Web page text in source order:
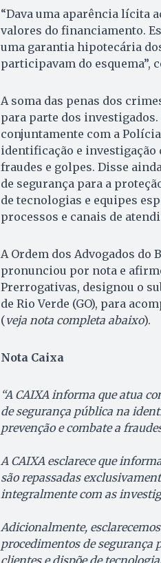
“Dava uma aparência lícita
valores do financiamento.
uma garantia hipotecária
participavam do esquema”,
A soma das penas dos
para parte dos
conjuntamente com a
identificação e investigação
fraudes e golpes. Disse
de segurança para a
de tecnologias e equipes
processos e canais de
A Ordem dos Advogados do
pronunciou por nota e
Prerrogativas, designou o
de Rio Verde (GO), para
(veja nota completa abaixo).
Nota Caixa
“A CAIXA informa que atua
de segurança pública na
prevenção e combate a
A CAIXA esclarece que
são repassadas
integralmente com as
Adicionalmente,
procedimentos de segurança
clientes e dispõe de